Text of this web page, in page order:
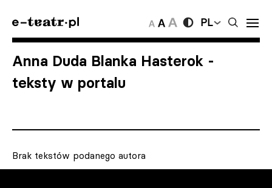
PL
Anna Duda Blanka Hasterok -
teksty w portalu
Brak tekstów podanego autora